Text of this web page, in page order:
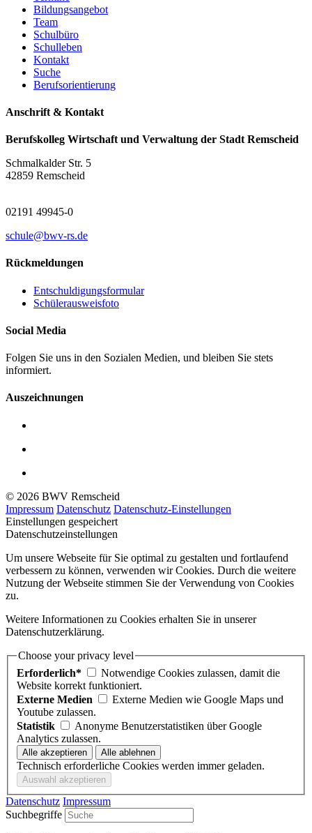
Bildungsangebot
Team
Schulbüro
Schulleben
Kontakt
Suche
Berufsorientierung
Anschrift & Kontakt
Berufskolleg Wirtschaft und Verwaltung der Stadt Remscheid
Schmalkalder Str. 5
42859 Remscheid
02191 49945-0
schule@bwv-rs.de
Rückmeldungen
Entschuldigungsformular
Schülerausweisfoto
Social Media
Folgen Sie uns in den Sozialen Medien, und bleiben Sie stets
informiert.
Auszeichnungen
© 2026 BWV Remscheid
Impressum Datenschutz Datenschutz-Einstellungen
Einstellungen gespeichert
Datenschutzeinstellungen
Um unsere Webseite für Sie optimal zu gestalten und fortlaufend
verbessern zu können, verwenden wir Cookies. Durch die weitere
Nutzung der Webseite stimmen Sie der Verwendung von Cookies
zu.
Weitere Informationen zu Cookies erhalten Sie in unserer
Datenschutzerklärung.
Choose your privacy level
Erforderlich*
Notwendige Cookies zulassen, damit die
Website korrekt funktioniert.
Externe Medien
Externe Medien wie Google Maps und
Youtube zulassen.
Statistik
Anonyme Benutzerstatistiken über Google
Analytics zulassen.
Technisch erforderliche Cookies werden immer geladen.
Datenschutz Impressum
Suchbegriffe